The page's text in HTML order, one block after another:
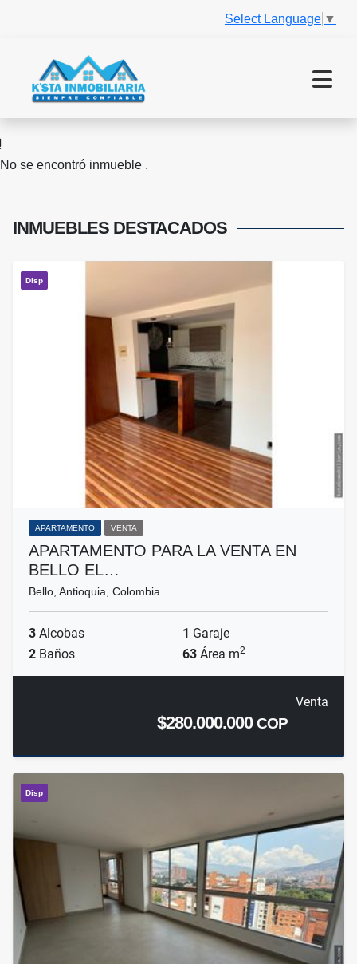
Select Language ▼
No se encontró inmueble .
INMUEBLES DESTACADOS
Disp
APARTAMENTO VENTA
APARTAMENTO PARA LA VENTA EN
BELLO EL…
Bello, Antioquia, Colombia
3 Alcobas 1 Garaje
2 Baños 63 Área m2
Venta
$280.000.000COP
Disp